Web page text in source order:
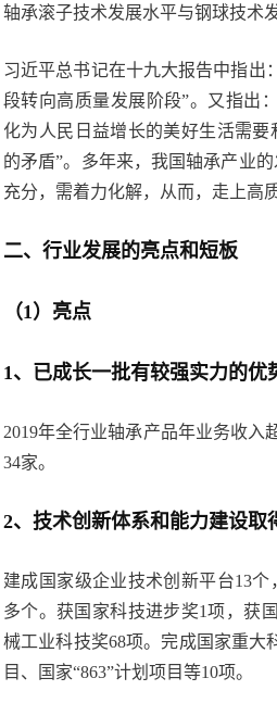
轴承滚子技术发展水平与钢球技术
习近平总书记在十九大报告中指出
段转向高质量发展阶段”。又指出
化为人民日益增长的美好生活需要
的矛盾”。多年来，我国轴承产业
充分，需着力化解，从而，走上高
二、行业发展的亮点和短板
（1）亮点
1、已成长一批有较强实力的优
2019年全行业轴承产品年业务收入
34家。
2、技术创新体系和能力建设取
建成国家级企业技术创新平台13
多个。获国家科技进步奖1项，获
械工业科技奖68项。完成国家重大
目、国家“863”计划项目等10项。